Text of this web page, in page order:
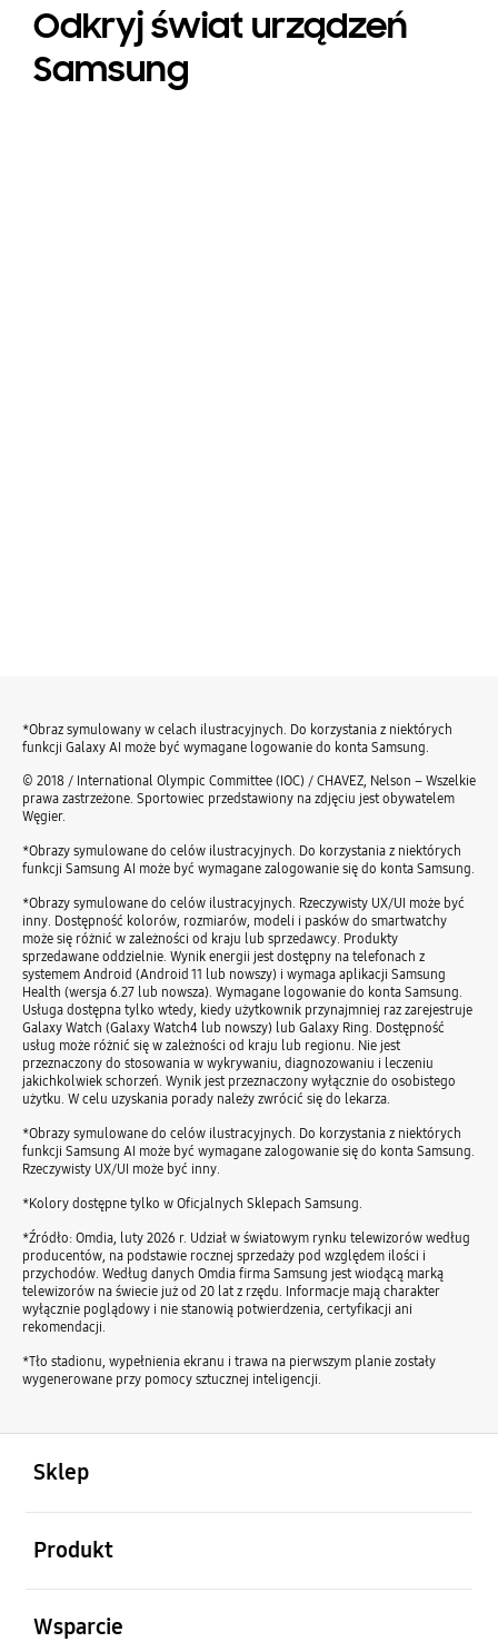
Odkryj świat urządzeń
Samsung
*Obraz symulowany w celach ilustracyjnych. Do korzystania z niektórych
funkcji Galaxy AI może być wymagane logowanie do konta Samsung.
© 2018 / International Olympic Committee (IOC) / CHAVEZ, Nelson – Wszelkie
prawa zastrzeżone. Sportowiec przedstawiony na zdjęciu jest obywatelem
Węgier.
*Obrazy symulowane do celów ilustracyjnych. Do korzystania z niektórych
funkcji Samsung AI może być wymagane zalogowanie się do konta Samsung.
*Obrazy symulowane do celów ilustracyjnych. Rzeczywisty UX/UI może być
inny. Dostępność kolorów, rozmiarów, modeli i pasków do smartwatchy
może się różnić w zależności od kraju lub sprzedawcy. Produkty
sprzedawane oddzielnie. Wynik energii jest dostępny na telefonach z
systemem Android (Android 11 lub nowszy) i wymaga aplikacji Samsung
Health (wersja 6.27 lub nowsza). Wymagane logowanie do konta Samsung.
Usługa dostępna tylko wtedy, kiedy użytkownik przynajmniej raz zarejestruje
Galaxy Watch (Galaxy Watch4 lub nowszy) lub Galaxy Ring. Dostępność
usług może różnić się w zależności od kraju lub regionu. Nie jest
przeznaczony do stosowania w wykrywaniu, diagnozowaniu i leczeniu
jakichkolwiek schorzeń. Wynik jest przeznaczony wyłącznie do osobistego
użytku. W celu uzyskania porady należy zwrócić się do lekarza.
*Obrazy symulowane do celów ilustracyjnych. Do korzystania z niektórych
funkcji Samsung AI może być wymagane zalogowanie się do konta Samsung.
Rzeczywisty UX/UI może być inny.
*Kolory dostępne tylko w Oficjalnych Sklepach Samsung.
*Źródło: Omdia, luty 2026 r. Udział w światowym rynku telewizorów według
producentów, na podstawie rocznej sprzedaży pod względem ilości i
przychodów. Według danych Omdia firma Samsung jest wiodącą marką
telewizorów na świecie już od 20 lat z rzędu. Informacje mają charakter
wyłącznie poglądowy i nie stanowią potwierdzenia, certyfikacji ani
rekomendacji.
*Tło stadionu, wypełnienia ekranu i trawa na pierwszym planie zostały
wygenerowane przy pomocy sztucznej inteligencji.
Sklep
Produkt
Wsparcie